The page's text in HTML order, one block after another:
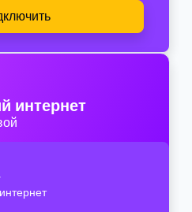
интернет